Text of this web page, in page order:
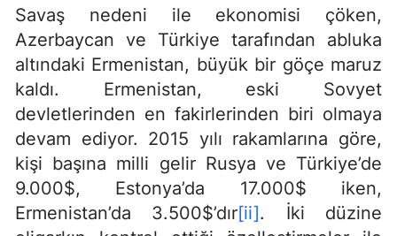
Savaş nedeni ile ekonomisi çöken,
Azerbaycan ve Türkiye tarafından abluka
altındaki Ermenistan, büyük bir göçe maruz
kaldı. Ermenistan, eski Sovyet
devletlerinden en fakirlerinden biri olmaya
devam ediyor. 2015 yılı rakamlarına göre,
kişi başına milli gelir Rusya ve Türkiye’de
9.000$, Estonya’da 17.000$ iken,
Ermenistan’da 3.500$’dır[ii]. İki düzine